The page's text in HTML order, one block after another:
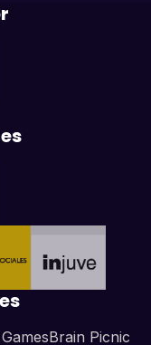
Brain Picnic